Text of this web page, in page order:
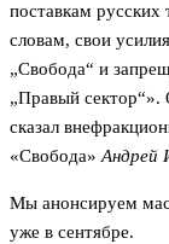
поставкам русских
словам, свои
„Свобода“ и
„Правый сектор“».
сказал
«Свобода» Андрей
Мы анонсируем
уже в сентябре.